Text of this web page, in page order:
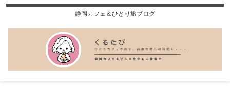
静岡カフェ＆ひとり旅ブログ